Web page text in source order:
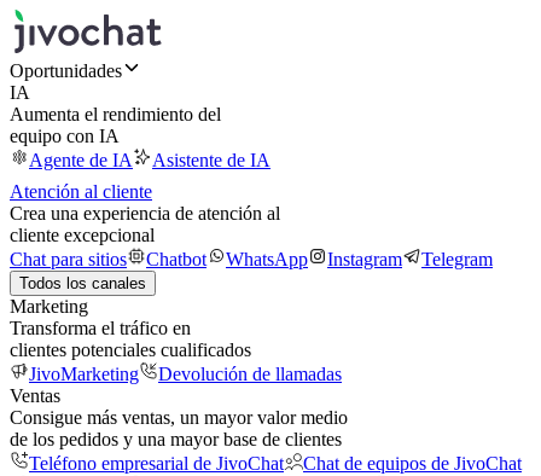
Oportunidades
IA
Aumenta el rendimiento del
equipo con IA
Agente de IA
Asistente de IA
Atención al cliente
Crea una experiencia de atención al
cliente excepcional
Chat para sitios
Chatbot WhatsApp Instagram Telegram
Todos los canales
Marketing
Transforma el tráfico en
clientes potenciales cualificados
JivoMarketing
Devolución de llamadas
Ventas
Consigue más ventas, un mayor valor medio
de los pedidos y una mayor base de clientes
Teléfono empresarial de JivoChat
Chat de equipos de JivoChat